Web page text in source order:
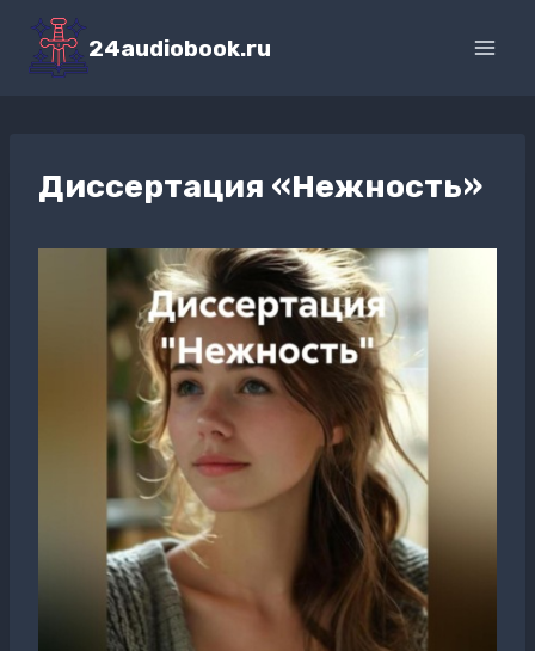
Перейти
содержимому
24audiobook.ru
Диссертация «Нежность»